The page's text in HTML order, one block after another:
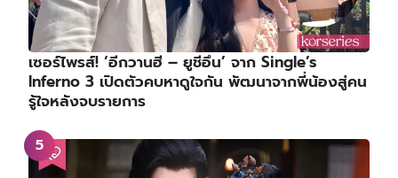
เซอร์ไพรส์! ‘อีกวานฮี – ยูชีอึน’ จาก Single’s
Inferno 3 เปิดตัวคบหาดูใจกัน พัฒนาจากพี่น้องสู่คน
รู้ใจหลังจบรายการ